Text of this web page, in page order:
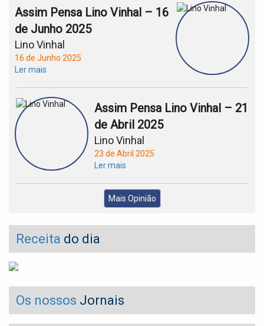
Assim Pensa Lino Vinhal – 16
de Junho 2025
Lino Vinhal
16 de Junho 2025
Ler mais
Assim Pensa Lino Vinhal – 21
de Abril 2025
Lino Vinhal
23 de Abril 2025
Ler mais
Mais Opinião
Receita do dia
Os nossos Jornais